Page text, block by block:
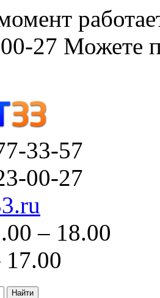
27 Можете
33-57
00-27
– 18.00
17.00
Найти